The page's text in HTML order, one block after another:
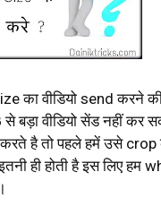
का वीडियो send करने
से बड़ा वीडियो सेंड नहीं कर
है तो पहले हमें उसे crop
ही होती है इस लिए हम